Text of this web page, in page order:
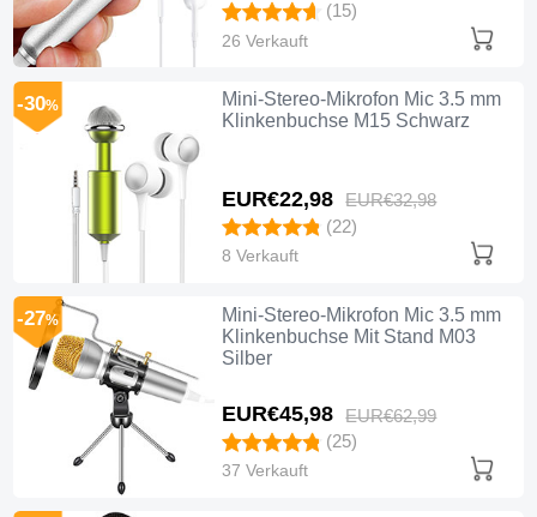
(15)
26 Verkauft
Mini-Stereo-Mikrofon Mic 3.5 mm
Klinkenbuchse M15 Schwarz
EUR€22,98 EUR€32,98
-30%
(22)
8 Verkauft
Mini-Stereo-Mikrofon Mic 3.5 mm
Klinkenbuchse Mit Stand M03
Silber
EUR€45,98 EUR€62,99
-27%
(25)
37 Verkauft